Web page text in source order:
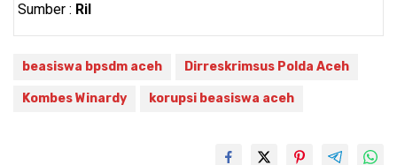
Sumber : Ril
beasiswa bpsdm aceh Dirreskrimsus Polda Aceh
Kombes Winardy korupsi beasiswa aceh